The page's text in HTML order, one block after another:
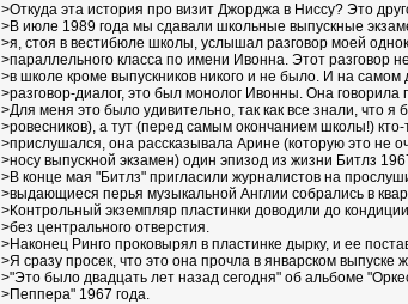
>Откуда эта история про визит Джорджа в Ниссу? Это
>В июле 1989 года мы сдавали школьные выпускные
>я, стоя в вестибюле школы, услышал разговор моей
>параллельного класса по имени Ивонна. Этот разговор
>в школе кроме выпускников никого и не было. И на самом
>разговор-диалог, это был монолог Ивонны. Она говорила
>Для меня это было удивительно, так как все знали, что
>ровесников), а тут (перед самым окончанием школы!)
>прислушался, она рассказывала Арине (которую это не
>носу выпускной экзамен) один эпизод из жизни Битлз
>В конце мая "Битлз" пригласили журналистов на
>выдающиеся перья музыкальной Англии собрались в
>Контрольный экземпляр пластинки доводили до
>без центрального отверстия.
>Наконец Ринго проковырял в пластинке дырку, и ее
>Я сразу просек, что это она прочла в январском выпуске
>"Это было двадцать лет назад сегодня" об альбоме
>Пеппера" 1967 года.